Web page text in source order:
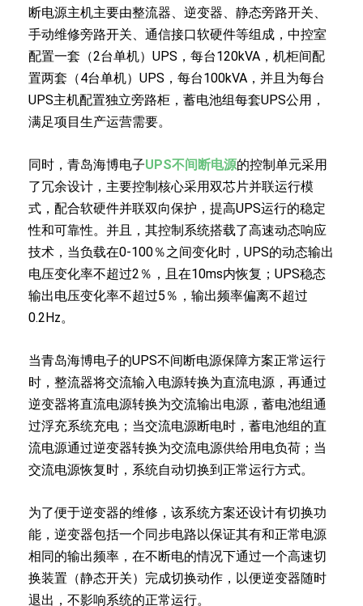
断电源主机主要由整流器、逆变器、静态旁路开关、
手动维修旁路开关、通信接口软硬件等组成，中控室
配置一套（2台单机）UPS，每台120kVA，机柜间配
置两套（4台单机）UPS，每台100kVA，并且为每台
UPS主机配置独立旁路柜，蓄电池组每套UPS公用，
满足项目生产运营需要。
同时，青岛海博电子UPS不间断电源的控制单元采用
了冗余设计，主要控制核心采用双芯片并联运行模
式，配合软硬件并联双向保护，提高UPS运行的稳定
性和可靠性。并且，其控制系统搭载了高速动态响应
技术，当负载在0-100％之间变化时，UPS的动态输出
电压变化率不超过2％，且在10ms内恢复；UPS稳态
输出电压变化率不超过5％，输出频率偏离不超过
0.2Hz。
当青岛海博电子的UPS不间断电源保障方案正常运行
时，整流器将交流输入电源转换为直流电源，再通过
逆变器将直流电源转换为交流输出电源，蓄电池组通
过浮充系统充电；当交流电源断电时，蓄电池组的直
流电源通过逆变器转换为交流电源供给用电负荷；当
交流电源恢复时，系统自动切换到正常运行方式。
为了便于逆变器的维修，该系统方案还设计有切换功
能，逆变器包括一个同步电路以保证其有和正常电源
相同的输出频率，在不断电的情况下通过一个高速切
换装置（静态开关）完成切换动作，以便逆变器随时
退出，不影响系统的正常运行。